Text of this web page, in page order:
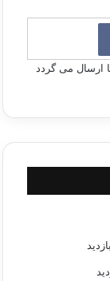
ارسال می گردد